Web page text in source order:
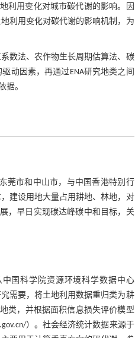
利用变化对城市碳代谢的影响。因
利用变化对碳代谢的影响机制，为
数法、农作物生长周期估算法、碳
动因素，再通过ENA研究地类之间
据。
东莞市和中山市，与中国香港特别行
建设用地大量占用耕地、林地，对
，早日实现碳达峰碳中和目标，关
中国科学院资源环境科学数据中心
究需要，将土地利用数据重归类为耕
类，并根据面积信息损失评价模型
）。社会经济统计数据来源于